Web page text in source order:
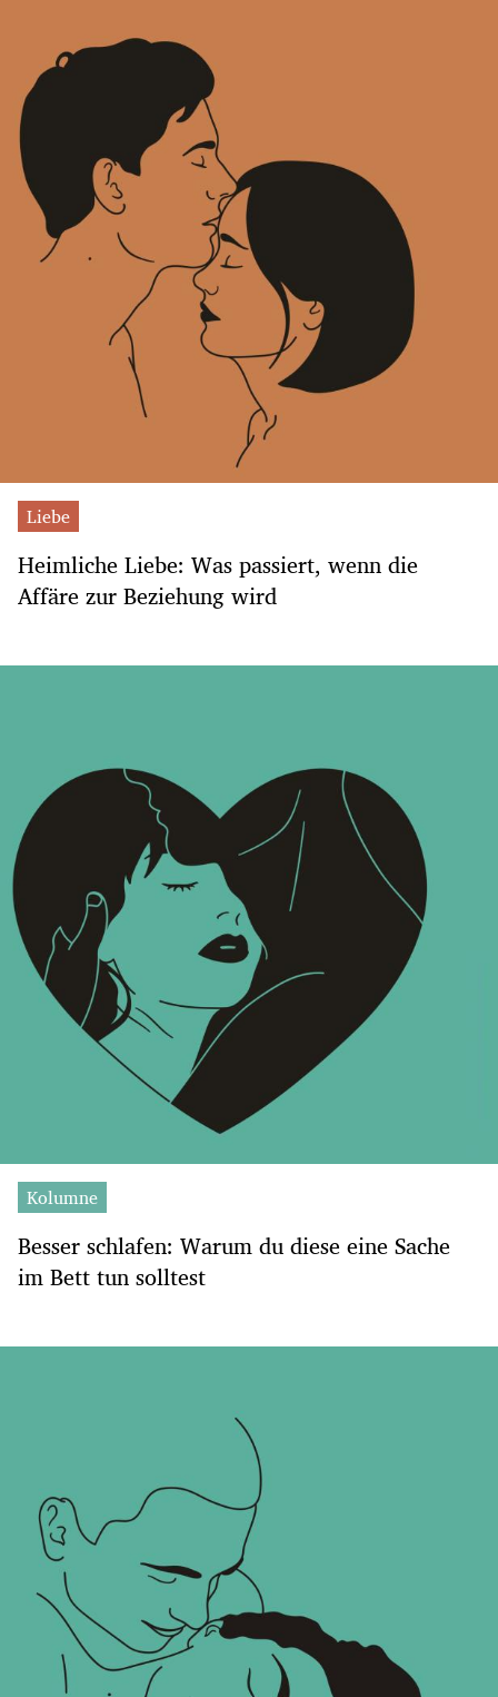
Liebe
Heimliche Liebe: Was passiert, wenn die
Affäre zur Beziehung wird
Kolumne
Besser schlafen: Warum du diese eine Sache
im Bett tun solltest